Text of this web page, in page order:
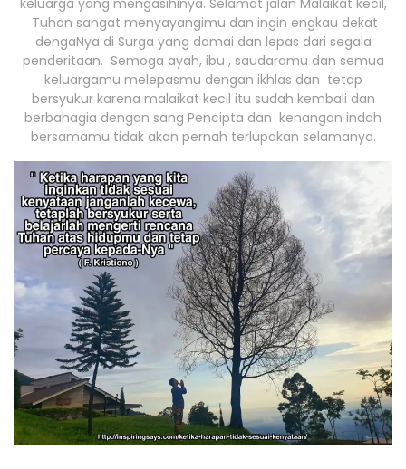
keluarga yang mengasihinya. Selamat jalan Malaikat kecil,
Tuhan sangat menyayangimu dan ingin engkau dekat
dengaNya di Surga yang damai dan lepas dari segala
penderitaan. Semoga ayah, ibu , saudaramu dan semua
keluargamu melepasmu dengan ikhlas dan tetap
bersyukur karena malaikat kecil itu sudah kembali dan
berbahagia dengan sang Pencipta dan kenangan indah
bersamamu tidak akan pernah terlupakan selamanya.